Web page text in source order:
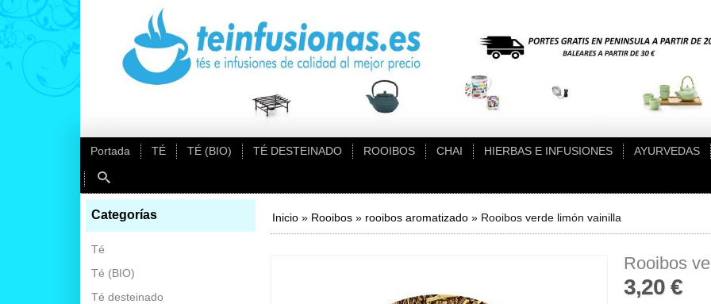
Portada TÉ TÉ (BIO) TÉ DESTEINADO ROOIBOS CHAI HIERBAS E INFUSIONES AYURVEDAS
Categorías
Té
Té (BIO)
Té desteinado
Inicio» Rooibos» rooibos aromatizado» Rooibos verde limón vainilla
Rooibos
3,20 €